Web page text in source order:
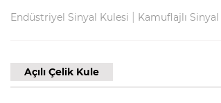
Endüstriyel Sinyal Kulesi Kamuflajlı
Açılı Çelik Kule